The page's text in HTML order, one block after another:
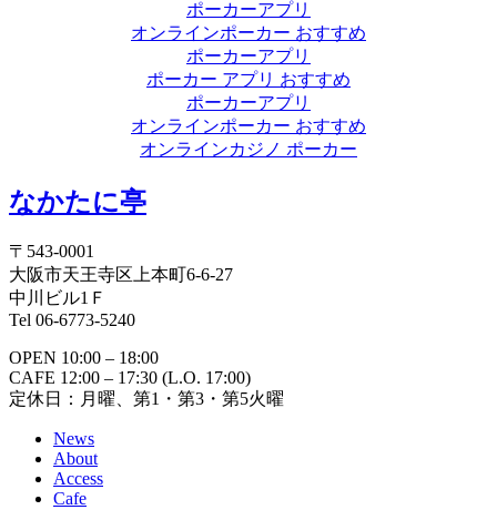
ポーカーアプリ
オンラインポーカー おすすめ
ポーカーアプリ
ポーカー アプリ おすすめ
ポーカーアプリ
オンラインポーカー おすすめ
オンラインカジノ ポーカー
なかたに亭
〒543-0001
大阪市天王寺区上本町6-6-27
中川ビル1Ｆ
Tel 06-6773-5240
OPEN 10:00 – 18:00
CAFE 12:00 – 17:30 (L.O. 17:00)
定休日：月曜、第1・第3・第5火曜
News
About
Access
Cafe